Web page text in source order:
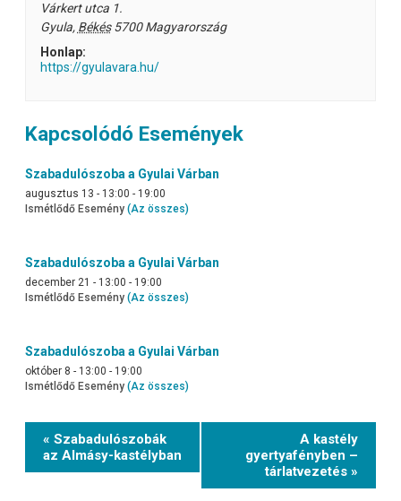
Várkert utca 1.
Gyula, Békés 5700 Magyarország
Honlap:
https://gyulavara.hu/
Kapcsolódó Események
Szabadulószoba a Gyulai Várban
augusztus 13 - 13:00 - 19:00
Ismétlődő Esemény (Az összes)
Szabadulószoba a Gyulai Várban
december 21 - 13:00 - 19:00
Ismétlődő Esemény (Az összes)
Szabadulószoba a Gyulai Várban
október 8 - 13:00 - 19:00
Ismétlődő Esemény (Az összes)
Event
Navigation
« Szabadulószobák
az Almásy-kastélyban
A kastély
gyertyafényben –
tárlatvezetés »